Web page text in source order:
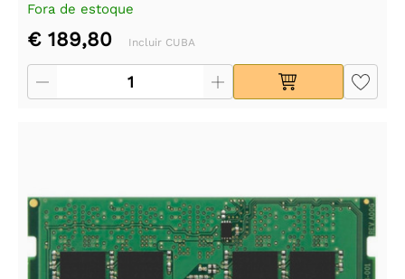
Fora de estoque
€ 189,80 Incluir CUBA